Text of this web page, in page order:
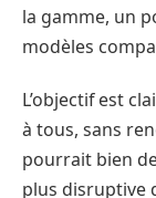
la gamme, un
modèles
L’objectif est
à tous, sans
pourrait bien
plus disruptive